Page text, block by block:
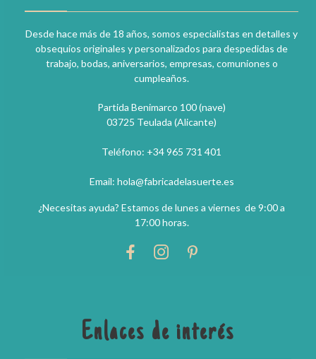
Desde hace más de 18 años, somos especialistas en detalles y
obsequios originales y personalizados para despedidas de
trabajo, bodas, aniversarios, empresas, comuniones o
cumpleaños.
Partida Benimarco 100 (nave)
03725 Teulada (Alicante)
Teléfono: +34 965 731 401
Email: hola@fabricadelasuerte.es
¿Necesitas ayuda? Estamos de lunes a viernes de 9:00 a
17:00 horas.
Enlaces de interés